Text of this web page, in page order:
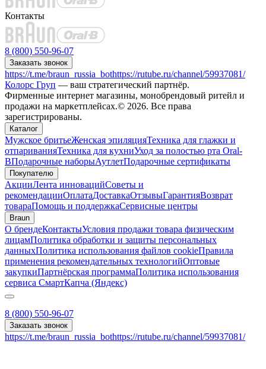
Контакты
8 (800) 550-96-07
Заказать звонок
https://t.me/braun_russia_bothttps://rutube.ru/channel/59937081/
Колорс Груп — ваш стратегический партнёр.
Фирменные интернет магазины, монобрендовый ритейл и
продажи на маркетплейсах.© 2026. Все права
зарегистрированы.
Каталог
Мужское бритьеЖенская эпиляцияТехника для глажки и
отпариванияТехника для кухниУход за полостью рта Oral-
BПодарочные наборыАутлетПодарочные сертификаты
Покупателю
АкцииЛента инновацийСоветы и
рекомендацииОплатаДоставкаОтзывыГарантияВозврат
товараПомощь и поддержкаСервисные центры
Braun
О брендеКонтактыУсловия продажи товара физическим
лицамПолитика обработки и защиты персональных
данныхПолитика использования файлов cookieПравила
применения рекомендательных технологийОптовые
закупкиПартнёрская программаПолитика использования
сервиса СмартКапча (Яндекс)
8 (800) 550-96-07
Заказать звонок
https://t.me/braun_russia_bothttps://rutube.ru/channel/59937081/